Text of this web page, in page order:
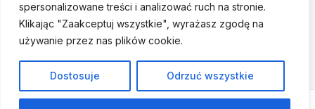
spersonalizowane treści i analizować ruch na stronie.
Klikając "Zaakceptuj wszystkie", wyrażasz zgodę na
używanie przez nas plików cookie.
Dostosuje Odrzuć wszystkie
© 2026 Fundacja Dajemy Dzieciom Siłę • Projekt:nordmind.pl